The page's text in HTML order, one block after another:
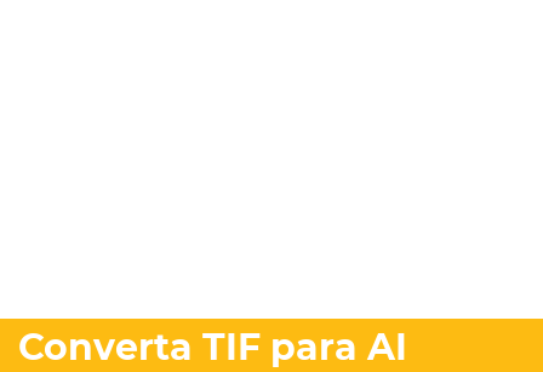
Converta TIF para AI